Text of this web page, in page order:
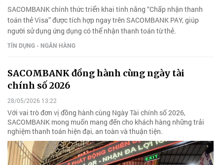
SACOMBANK chính thức triển khai tính năng “Chấp nhận thanh
toán thẻ Visa” được tích hợp ngay trên SACOMBANK PAY, giúp
người sử dụng ứng dụng có thể nhận thanh toán từ thẻ.
TÍN DỤNG - NGÂN HÀNG
SACOMBANK đồng hành cùng ngày tài
chính số 2026
28/05/2026 13:22
Với vai trò đơn vị đồng hành cùng Ngày Tài chính số 2026,
SACOMBANK mong muốn mang đến cho khách hàng những trải
nghiệm thanh toán hiện đại, an toàn và thuận tiện.